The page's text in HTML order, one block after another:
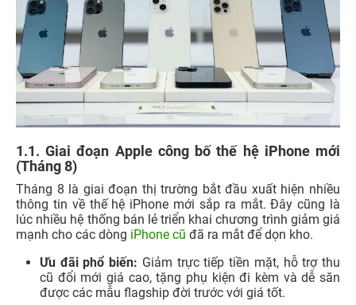
1.1. Giai đoạn Apple công bố thế hệ iPhone mới
(Tháng 8)
Tháng 8 là giai đoạn thị trường bắt đầu xuất hiện nhiều
thông tin về thế hệ iPhone mới sắp ra mắt. Đây cũng là
lúc nhiều hệ thống bán lẻ triển khai chương trình giảm giá
mạnh cho các dòng iPhone cũ đã ra mắt để dọn kho.
Ưu đãi phổ biến: Giảm trực tiếp tiền mặt, hỗ trợ thu
cũ đổi mới giá cao, tặng phụ kiện đi kèm và dễ săn
được các mẫu flagship đời trước với giá tốt.